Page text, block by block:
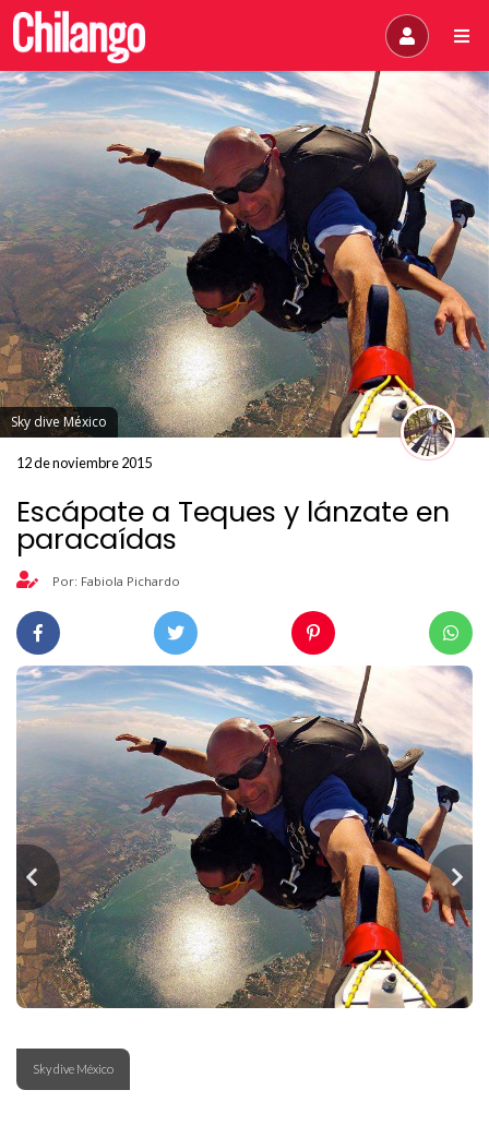
Sky dive México
12 de noviembre 2015
Escápate a Teques y lánzate en
paracaídas
Por: Fabiola Pichardo
Sky dive México